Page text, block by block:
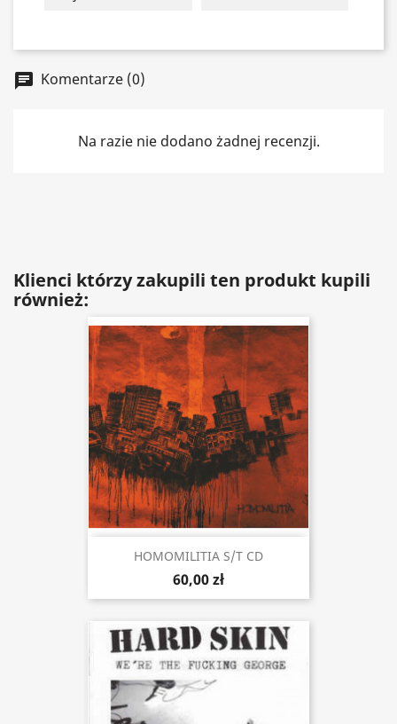
chat Komentarze (0)
Na razie nie dodano żadnej recenzji.
Klienci którzy zakupili ten produkt kupili
również:
HOMOMILITIA S/t CD
60,00 zł